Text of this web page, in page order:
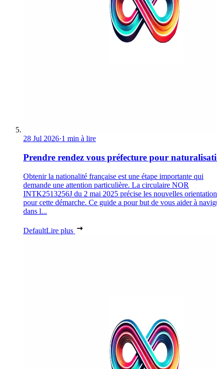
28 Jul 2026·1 min à lire
Prendre rendez vous préfecture pour
Obtenir la nationalité française est une étape importante qui
demande une attention particulière. La circulaire NOR
INTK2513256J du 2 mai 2025 précise les nouvelles
pour cette démarche. Ce guide a pour but de vous aider à
dans l...
DefaultLire plus